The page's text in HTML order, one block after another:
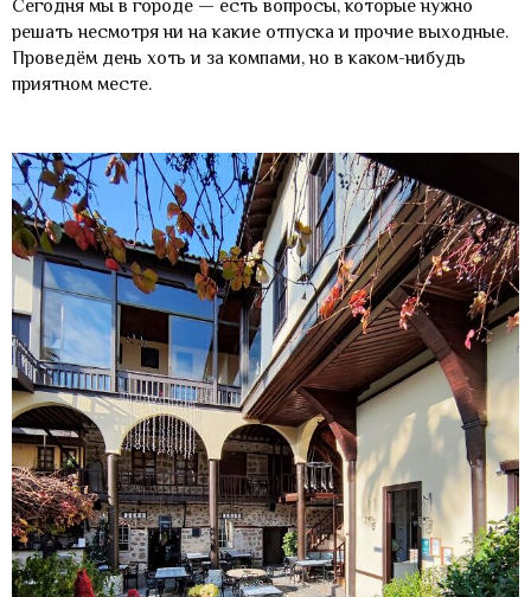
Сегодня мы в городе — есть вопросы, которые нужно
решать несмотря ни на какие отпуска и прочие выходные.
Проведём день хоть и за компами, но в каком-нибудь
приятном месте.